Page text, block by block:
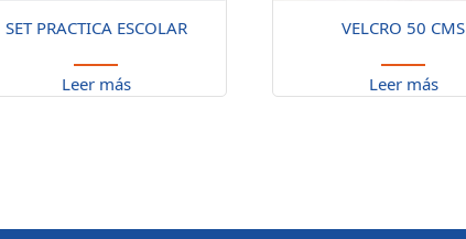
SET PRACTICA ESCOLAR
Leer más
VELCRO 50 CMS
Leer más